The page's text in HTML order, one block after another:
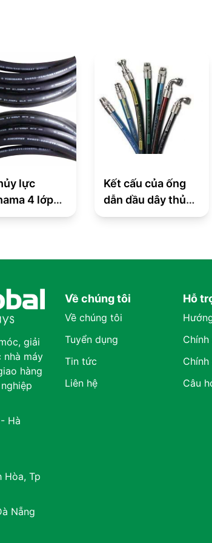
lực
4 lớp
28
Kết cấu của ống
dẫn dầu dây thủy
lực mà Midra có
giải
nhà máy
hàng
Hà
Hòa, Tp
Nẵng
Về chúng tôi
Về chúng tôi
Tuyển dụng
Tin tức
Liên hệ
Hỗ
Câu